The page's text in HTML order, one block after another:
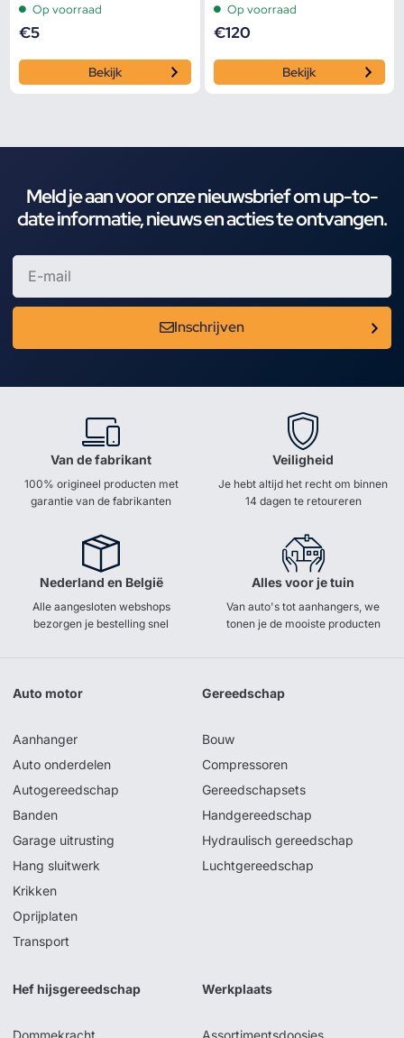
Op voorraad
€5
Bekijk
Op voorraad
€120
Bekijk
Meld je aan voor onze nieuwsbrief om up-to-
date informatie, nieuws en acties te ontvangen.
Inschrijven
Van de fabrikant
100% origineel producten met
garantie van de fabrikanten
Veiligheid
Je hebt altijd het recht om binnen
14 dagen te retoureren
Nederland en België
Alle aangesloten webshops
bezorgen je bestelling snel
Alles voor je tuin
Van auto's tot aanhangers, we
tonen je de mooiste producten
Auto motor
Aanhanger
Auto onderdelen
Autogereedschap
Banden
Garage uitrusting
Hang sluitwerk
Krikken
Oprijplaten
Transport
Gereedschap
Bouw
Compressoren
Gereedschapsets
Handgereedschap
Hydraulisch gereedschap
Luchtgereedschap
Hef hijsgereedschap
Dommekracht
Werkplaats
Assortimentsdoosjes